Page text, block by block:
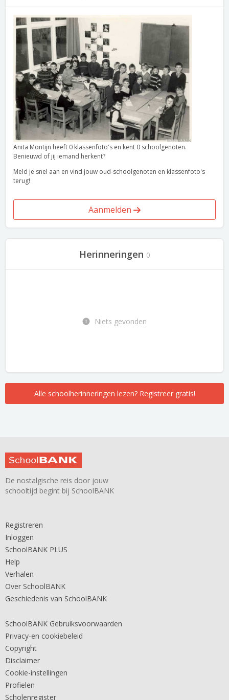
Anita Montijn heeft 0 klassenfoto's en kent 0 schoolgenoten.
Benieuwd of jij iemand herkent?
Meld je snel aan en vind jouw oud-schoolgenoten en klassenfoto's
terug!
Aanmelden
Herinneringen 0
Niets gevonden
Alle schoolherinneringen lezen? Registreer gratis!
De nostalgische reis door jouw
schooltijd begint bij SchoolBANK
Registreren
Inloggen
SchoolBANK PLUS
Help
Verhalen
Over SchoolBANK
Geschiedenis van SchoolBANK
SchoolBANK Gebruiksvoorwaarden
Privacy-en cookiebeleid
Copyright
Disclaimer
Cookie-instellingen
Profielen
Scholenregister